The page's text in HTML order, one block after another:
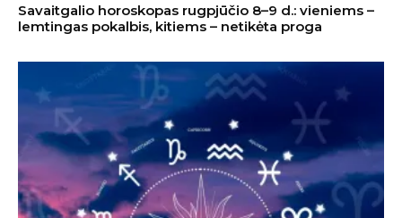
Savaitgalio horoskopas rugpjūčio 8–9 d.: vieniems –
lemtingas pokalbis, kitiems – netikėta proga